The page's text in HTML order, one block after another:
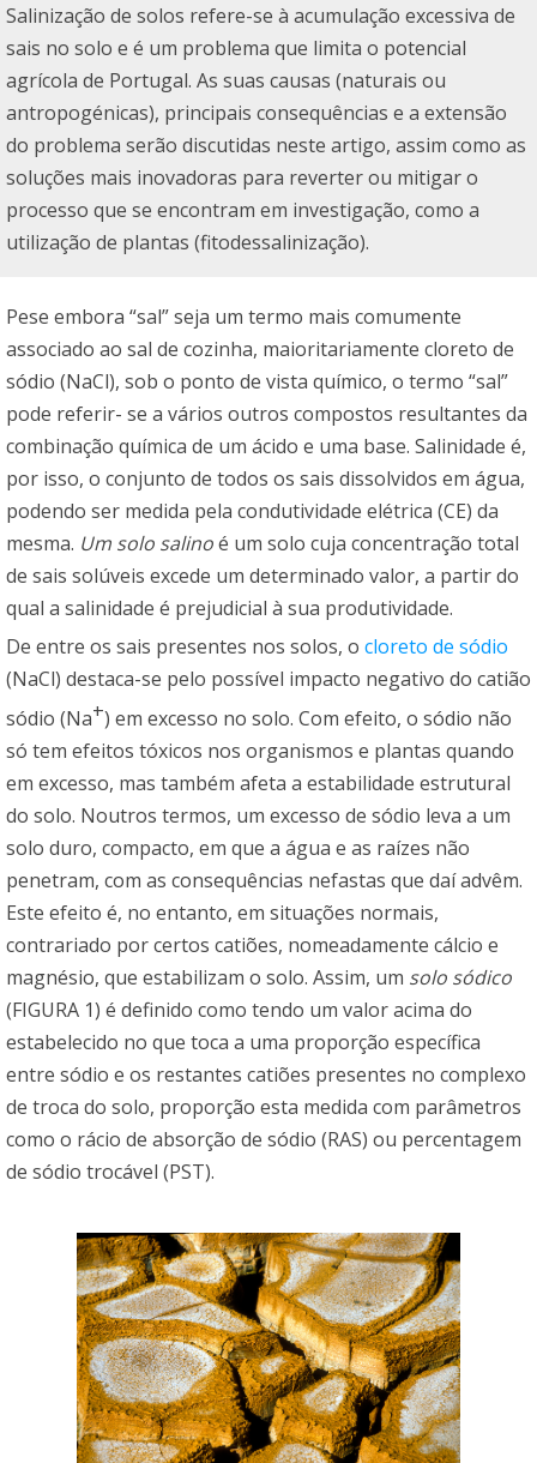
Salinização de solos refere-se à acumulação excessiva de
sais no solo e é um problema que limita o potencial
agrícola de Portugal. As suas causas (naturais ou
antropogénicas), principais consequências e a extensão
do problema serão discutidas neste artigo, assim como as
soluções mais inovadoras para reverter ou mitigar o
processo que se encontram em investigação, como a
utilização de plantas (fitodessalinização).
Pese embora “sal” seja um termo mais comumente
associado ao sal de cozinha, maioritariamente cloreto de
sódio (NaCl), sob o ponto de vista químico, o termo “sal”
pode referir- se a vários outros compostos resultantes da
combinação química de um ácido e uma base. Salinidade é,
por isso, o conjunto de todos os sais dissolvidos em água,
podendo ser medida pela condutividade elétrica (CE) da
mesma. Um solo salinoé um solo cuja concentração total
de sais solúveis excede um determinado valor, a partir do
qual a salinidade é prejudicial à sua produtividade.
De entre os sais presentes nos solos, o cloreto de sódio
(NaCl) destaca-se pelo possível impacto negativo do catião
sódio (Na+) em excesso no solo. Com efeito, o sódio não
só tem efeitos tóxicos nos organismos e plantas quando
em excesso, mas também afeta a estabilidade estrutural
do solo. Noutros termos, um excesso de sódio leva a um
solo duro, compacto, em que a água e as raízes não
penetram, com as consequências nefastas que daí advêm.
Este efeito é, no entanto, em situações normais,
contrariado por certos catiões, nomeadamente cálcio e
magnésio, que estabilizam o solo. Assim, um solo sódico
(FIGURA 1) é definido como tendo um valor acima do
estabelecido no que toca a uma proporção específica
entre sódio e os restantes catiões presentes no complexo
de troca do solo, proporção esta medida com parâmetros
como o rácio de absorção de sódio (RAS) ou percentagem
de sódio trocável (PST).